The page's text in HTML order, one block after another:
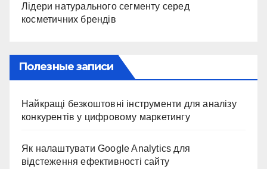
Лідери натурального сегменту серед
косметичних брендів
Полезные записи
Найкращі безкоштовні інструменти для аналізу
конкурентів у цифровому маркетингу
Як налаштувати Google Analytics для
відстеження ефективності сайту